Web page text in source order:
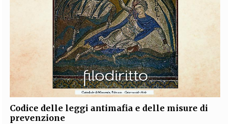
Codice delle leggi antimafia e delle misure di
prevenzione